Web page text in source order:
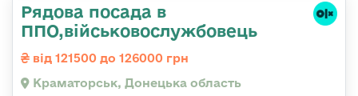
Рядова посада в
ППО,військовослужбовець
від 121500 до 126000 грн
Краматорськ, Донецька область